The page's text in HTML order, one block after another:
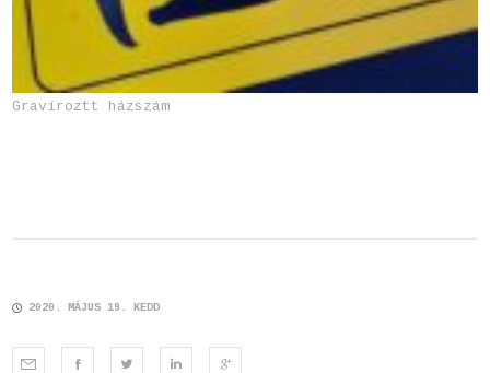
Gravíroztt házszám
2020. MÁJUS 19. KEDD